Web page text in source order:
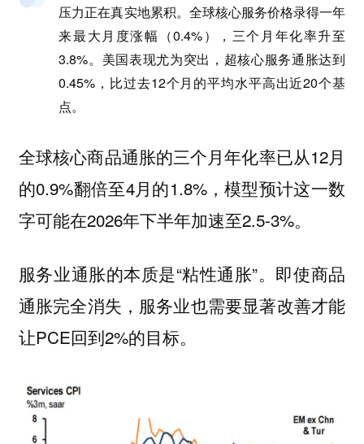
压力正在真实地累积。全球核心服务价格录得一年
来最大月度涨幅（0.4%），三个月年化率升至
3.8%。美国表现尤为突出，超核心服务通胀达到
0.45%，比过去12个月的平均水平高出近20个基
点。
全球核心商品通胀的三个月年化率已从12月
的0.9%翻倍至4月的1.8%，模型预计这一数
字可能在2026年下半年加速至2.5-3%。
服务业通胀的本质是“粘性通胀”。即使商品
通胀完全消失，服务业也需要显著改善才能
让PCE回到2%的目标。